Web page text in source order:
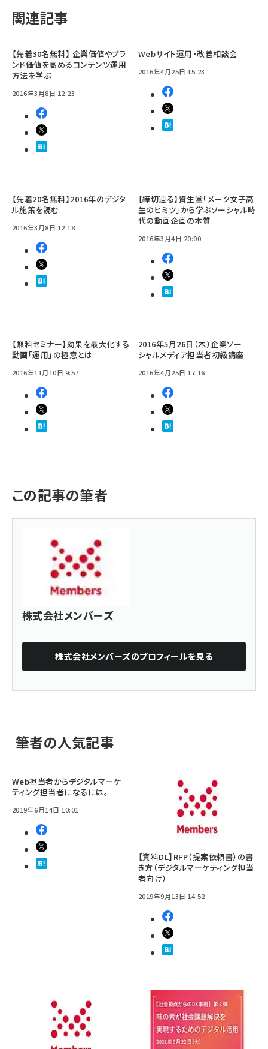
関連記事
【先着30名無料】 企業価値やブラ
ンド価値を高めるコンテンツ運用
方法を学ぶ
2016年3月8日 12:23
Webサイト運用・改善相談会
2016年4月25日 15:23
【先着20名無料】2016年のデジタ
ル施策を読む
2016年3月8日 12:18
【締切迫る】資生堂「メーク女子高
生のヒミツ」から学ぶソーシャル時
代の動画企画の本質
2016年3月4日 20:00
【無料セミナー】効果を最大化する
動画「運用」の極意とは
2016年11月10日 9:57
2016年5月26日（木）企業ソー
シャルメディア担当者初級講座
2016年4月25日 17:16
この記事の筆者
株式会社メンバーズ
株式会社メンバーズのプロフィールを見る
筆者の人気記事
Web担当者からデジタルマーケ
ティング担当者になるには。
2019年6月14日 10:01
【資料DL】RFP（提案依頼書）の書
き方（デジタルマーケティング担当
者向け）
2019年9月13日 14:52